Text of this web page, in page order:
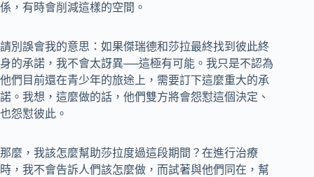
係，有時會削減這樣的空間。
請別誤會我的意思：‬如果傑瑞德和莎拉最終找到彼此終
身的承諾，我不會太訝異──這極有可能。我只是不認為
他們目前還在青少年的旅途上，需要訂下這麼重大的承
諾。我想，這麼做的話，他們雙方將會怨懟這個決定、
也怨懟彼此。‬‬‬‬‬‬‬‬‬‬
那麼，我該怎麼幫助莎拉度過這段期間？在進行治療
時，我不會告訴人們該怎麼做，而試著與他們同在，幫